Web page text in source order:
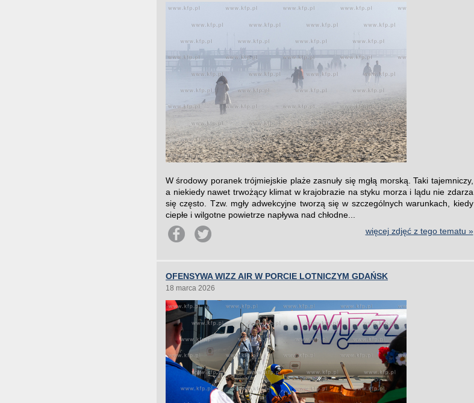
W środowy poranek trójmiejskie plaże zasnuły się mgłą morską. Taki tajemniczy,
a niekiedy nawet trwożący klimat w krajobrazie na styku morza i lądu nie zdarza
się często. Tzw. mgły adwekcyjne tworzą się w szczególnych warunkach, kiedy
ciepłe i wilgotne powietrze napływa nad chłodne...
więcej zdjęć z tego tematu »
OFENSYWA WIZZ AIR W PORCIE LOTNICZYM GDAŃSK
18 marca 2026